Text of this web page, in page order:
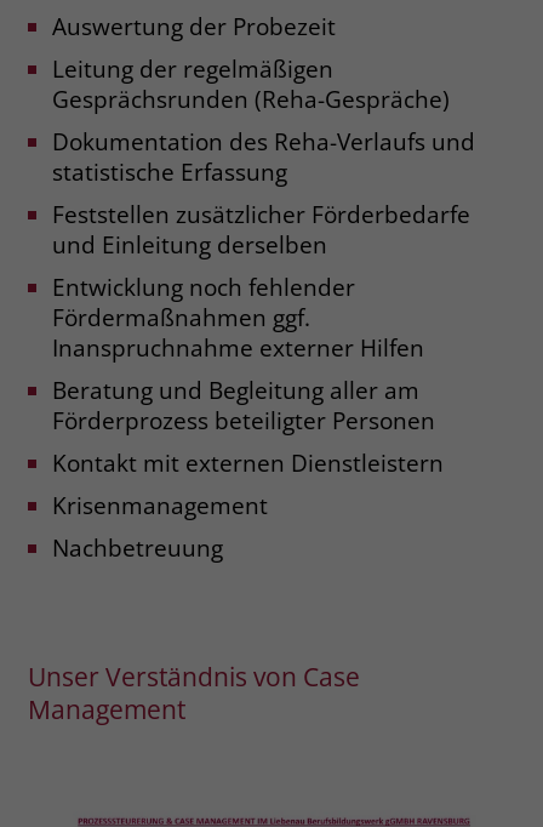
Auswertung der Probezeit
Leitung der regelmäßigen
Gesprächsrunden (Reha-Gespräche)
Dokumentation des Reha-Verlaufs und
statistische Erfassung
Feststellen zusätzlicher Förderbedarfe
und Einleitung derselben
Entwicklung noch fehlender
Fördermaßnahmen ggf.
Inanspruchnahme externer Hilfen
Beratung und Begleitung aller am
Förderprozess beteiligter Personen
Kontakt mit externen Dienstleistern
Krisenmanagement
Nachbetreuung
Unser Verständnis von Case
Management
_fbp
Anbieter Facebook
Laufzeit 3 Monate
Zweck
Der Zweck von _fbp ist vollständig auf
die Werbe- und Analysebemühungen
von Facebook zurückzuführen. Dieses
Cookie ist ein Erstanbieter-Cookie, d. h.
Facebook platziert es, während ein
Verbraucher auf Facebook ist. Dieses
Cookie verfolgt die Besuche eines
Nutzers auf verschiedenen Websites
und meldet dieses Verhalten an
Facebook. Facebook kann dann die
gesammelten Daten nutzen, um den
Nutzer besser zu verstehen und
bessere, relevantere Werbung zu
zeigen. Das _fbp-Cookie sammelt keine